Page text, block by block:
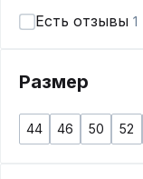
Есть отзывы 1
Размер
44 46 50 52